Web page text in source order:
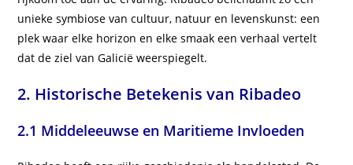
unieke symbiose van cultuur, natuur en levenskunst: een
plek waar elke horizon en elke smaak een verhaal vertelt
dat de ziel van Galicië weerspiegelt.
2. Historische Betekenis van Ribadeo
2.1 Middeleeuwse en Maritieme Invloeden